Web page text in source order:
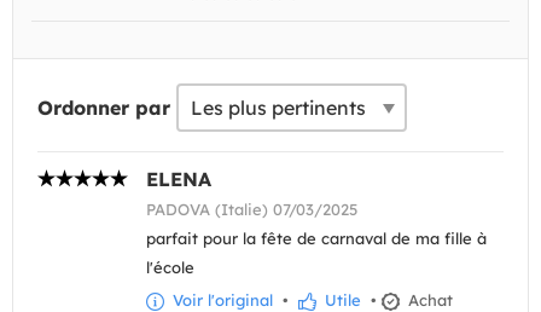
Ordonner par
ELENA
PADOVA (Italie) 07/03/2025
parfait pour la fête de carnaval de ma fille à
l'école
Voir l'original • Utile •
Achat